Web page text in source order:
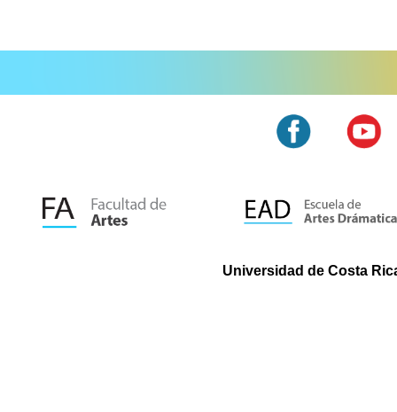
Universidad de Costa